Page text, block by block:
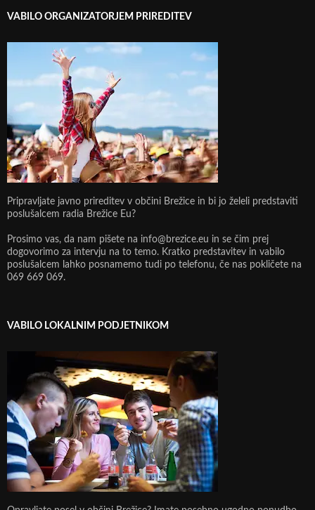
VABILO ORGANIZATORJEM PRIREDITEV
Pripravljate javno prireditev v občini Brežice in bi jo želeli predstaviti
poslušalcem radia Brežice Eu?
Prosimo vas, da nam pišete na info@brezice.eu in se čim prej
dogovorimo za intervju na to temo. Kratko predstavitev in vabilo
poslušalcem lahko posnamemo tudi po telefonu, če nas pokličete na
069 669 069.
VABILO LOKALNIM PODJETNIKOM